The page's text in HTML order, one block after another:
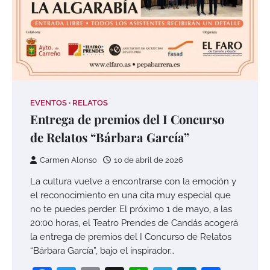
EVENTOS RELATOS
Entrega de premios del I Concurso
de Relatos “Bárbara García”
Carmen Alonso 10 de abril de 2026
La cultura vuelve a encontrarse con la emoción y
el reconocimiento en una cita muy especial que
no te puedes perder. El próximo 1 de mayo, a las
20:00 horas, el Teatro Prendes de Candás acogerá
la entrega de premios del I Concurso de Relatos
“Bárbara García”, bajo el inspirador…